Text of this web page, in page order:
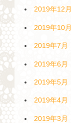
2019年12月
2019年10月
2019年7月
2019年6月
2019年5月
2019年4月
2019年3月